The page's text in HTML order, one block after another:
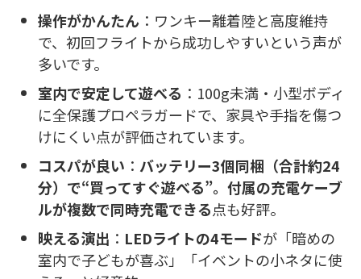
操作がかんたん ：ワンキー離着陸と高度維持
で、初回フライトから成功しやすいという声が
多いです。
室内で安定して遊べる ：100g未満・小型ボディ
に全保護プロペラガードで、家具や手指を傷つ
けにくい点が評価されています。
コスパが良い ： バッテリー3個同梱（合計約24
分）で“買ってすぐ遊べる”。付属の充電ケーブ
ルが複数で同時充電できる点も好評。
映える演出 ： LEDライトの4モードが「暗めの
室内で子どもが喜ぶ」「イベントの小ネタに使